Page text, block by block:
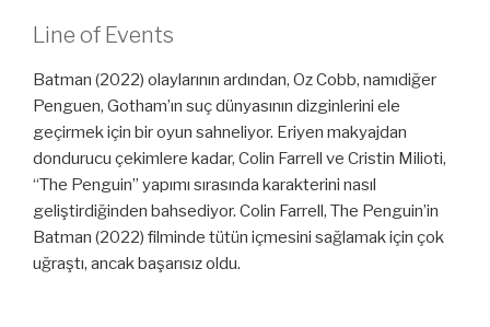
Line of Events
Batman (2022) olaylarının ardından, Oz Cobb, namıdiğer
Penguen, Gotham’ın suç dünyasının dizginlerini ele
geçirmek için bir oyun sahneliyor. Eriyen makyajdan
dondurucu çekimlere kadar, Colin Farrell ve Cristin Milioti,
“The Penguin” yapımı sırasında karakterini nasıl
geliştirdiğinden bahsediyor. Colin Farrell, The Penguin’in
Batman (2022) filminde tütün içmesini sağlamak için çok
uğraştı, ancak başarısız oldu.